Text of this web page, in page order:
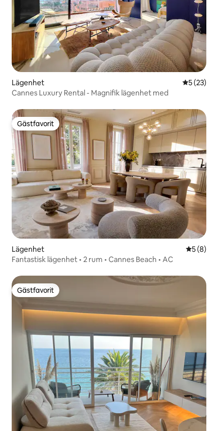
Lägenhet 5 av 5 i
5 (23)
Cannes Luxury Rental - Magnifik lägenhet med
Gästfavorit
Gästfavorit
Lägenhet 5 av 5 i
5 (8)
Fantastisk lägenhet • 2 rum • Cannes Beach • AC
Gästfavorit
Gästfavorit